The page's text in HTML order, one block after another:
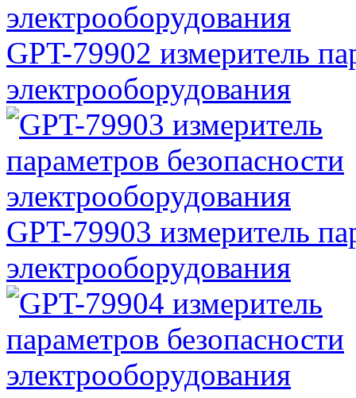
GPT-79902 измеритель
электрооборудования
GPT-79903 измеритель
электрооборудования